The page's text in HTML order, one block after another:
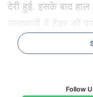
देरी हुई. इसके बाद
जल्दबाजी में टेंडर की
इस परियोजना को
इंप्लीमेनटेशन ट्रस्ट
Follow